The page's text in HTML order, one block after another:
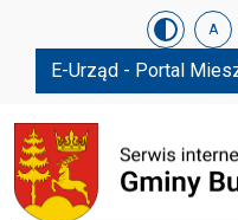
Urząd Gminy w
Skip menu A
E-Urząd - Portal